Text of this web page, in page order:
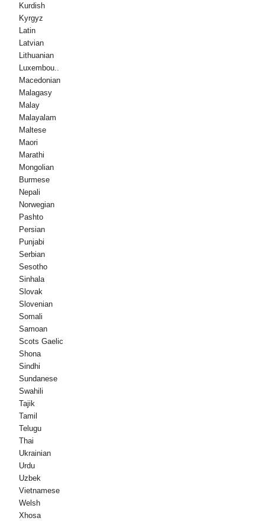
Kurdish
Kyrgyz
Latin
Latvian
Lithuanian
Luxembou..
Macedonian
Malagasy
Malay
Malayalam
Maltese
Maori
Marathi
Mongolian
Burmese
Nepali
Norwegian
Pashto
Persian
Punjabi
Serbian
Sesotho
Sinhala
Slovak
Slovenian
Somali
Samoan
Scots Gaelic
Shona
Sindhi
Sundanese
Swahili
Tajik
Tamil
Telugu
Thai
Ukrainian
Urdu
Uzbek
Vietnamese
Welsh
Xhosa